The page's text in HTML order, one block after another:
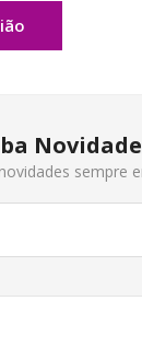
sempre